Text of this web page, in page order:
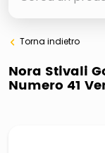
elenchi
meme
Torna indietro
Nora Stivali
Numero 41